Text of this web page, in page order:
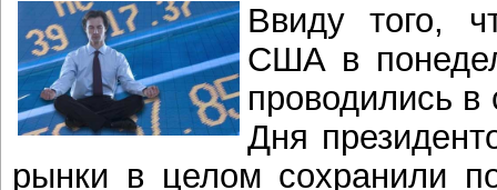
Ввиду того,
США в
проводились в
Дня
рынки в целом сохранили